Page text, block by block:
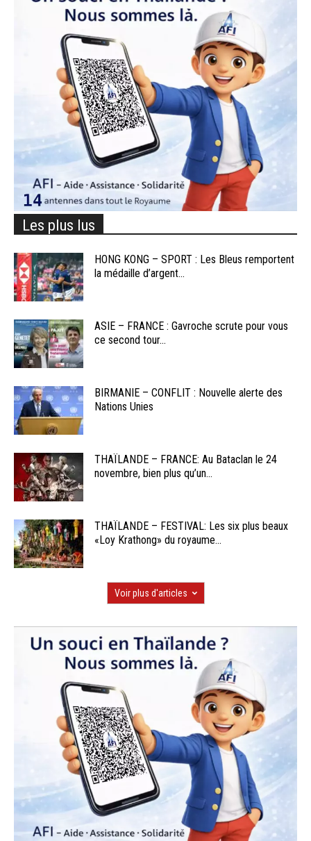
Les plus lus
HONG KONG – SPORT : Les Bleus remportent
la médaille d’argent...
ASIE – FRANCE : Gavroche scrute pour vous
ce second tour...
BIRMANIE – CONFLIT : Nouvelle alerte des
Nations Unies
THAÏLANDE – FRANCE: Au Bataclan le 24
novembre, bien plus qu’un...
THAÏLANDE – FESTIVAL: Les six plus beaux
«Loy Krathong» du royaume...
Voir plus d'articles